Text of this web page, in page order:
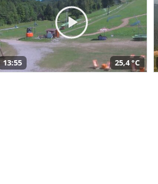
13:55 25,4 °C